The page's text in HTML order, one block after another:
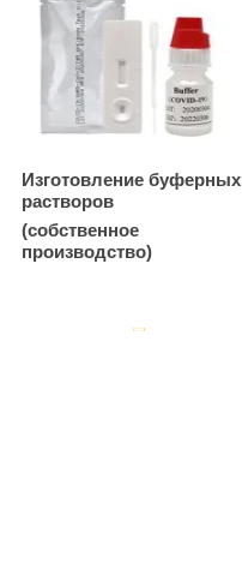
Изготовление буферных
растворов
(собственное
производство)